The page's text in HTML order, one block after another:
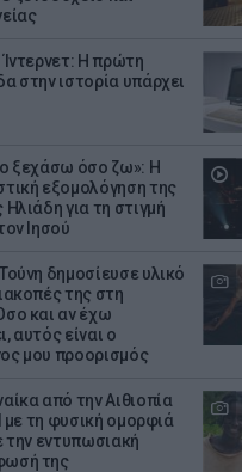
Ίντερνετ: Η πρώτη
στην ιστορία υπάρχει
ξεχάσω όσο ζω»: Η
εξομολόγηση της
Ηλιάδη για τη στιγμή
Ιησού
δημοσίευσε υλικό
της στη
και αν έχω
αυτός είναι ο
μου προορισμός
από την Αιθιοπία
με τη φυσική ομορφιά
την εντυπωσιακή
της